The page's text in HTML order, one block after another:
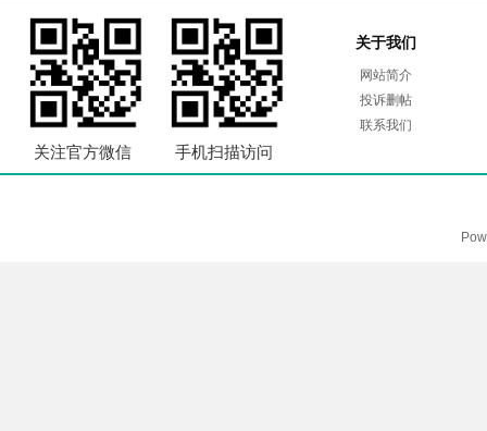
关注官方微信 手机扫描访问
关于我们
网站简介
投诉删帖
联系我们